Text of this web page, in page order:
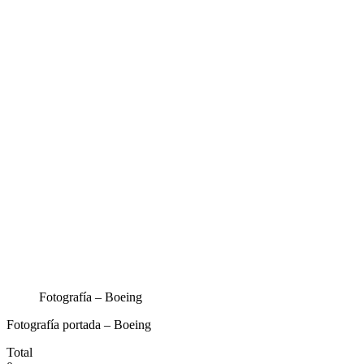
Fotografía – Boeing
Fotografía portada – Boeing
Total